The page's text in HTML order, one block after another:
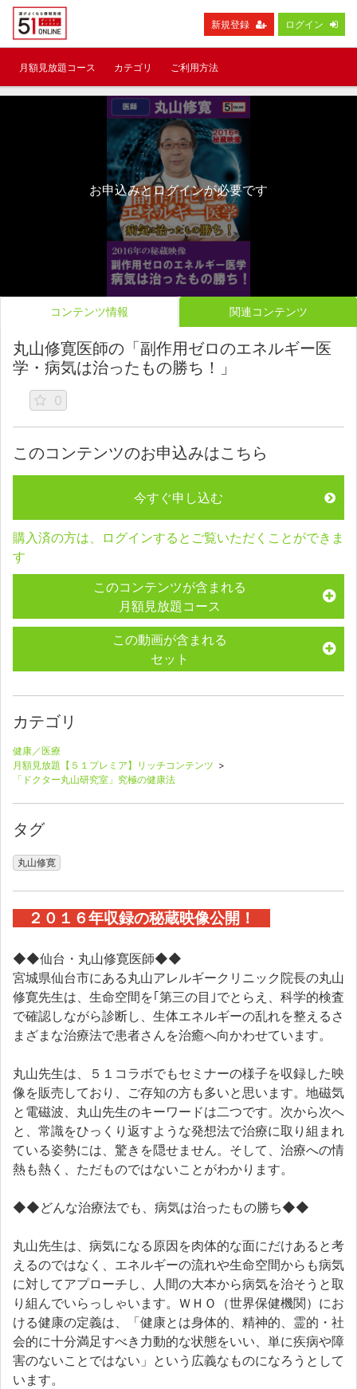
新規登録 ログイン
月額見放題コース カテゴリ ご利用方法
お申込みとログインが必要です
コンテンツ情報 関連コンテンツ
丸山修寛医師の「副作用ゼロのエネルギー医
学・病気は治ったもの勝ち！」
0
このコンテンツのお申込みはこちら
今すぐ申し込む
購入済の方は、ログインするとご覧いただくことができま
す
このコンテンツが含まれる
月額見放題コース
この動画が含まれる
セット
カテゴリ
健康／医療
月額見放題【５１プレミア】リッチコンテンツ >
「ドクター丸山研究室」究極の健康法
タグ
丸山修寛
２０１６年収録の秘蔵映像公開！
◆◆仙台・丸山修寛医師◆◆
宮城県仙台市にある丸山アレルギークリニック院長の丸山
修寛先生は、生命空間を｢第三の目｣でとらえ、科学的検査
で確認しながら診断し、生体エネルギーの乱れを整えるさ
まざまな治療法で患者さんを治癒へ向かわせています。
丸山先生は、５１コラボでもセミナーの様子を収録した映
像を販売しており、ご存知の方も多いと思います。地磁気
と電磁波、丸山先生のキーワードは二つです。次から次へ
と、常識をひっくり返すような発想法で治療に取り組まれ
ている姿勢には、驚きを隠せません。そして、治療への情
熱も熱く、ただものではないことがわかります。
◆◆どんな治療法でも、病気は治ったもの勝ち◆◆
丸山先生は、病気になる原因を肉体的な面にだけあると考
えるのではなく、エネルギーの流れや生命空間からも病気
に対してアプローチし、人間の大本から病気を治そうと取
り組んでいらっしゃいます。ＷＨＯ（世界保健機関）にお
ける健康の定義は、「健康とは身体的、精神的、霊的・社
会的に十分満足すべき力動的な状態をいい、単に疾病や障
害のないことではない」という広義なものになろうとして
います。